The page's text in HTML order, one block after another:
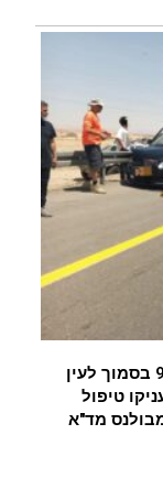
רכב שהתנגש במעקה בטיחות בכביש 90 בסמוך לעין
טיפול
מד"א